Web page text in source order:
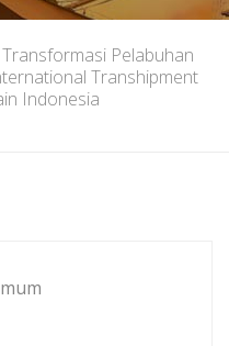
Transformasi Pelabuhan
Transhipment
Indonesia